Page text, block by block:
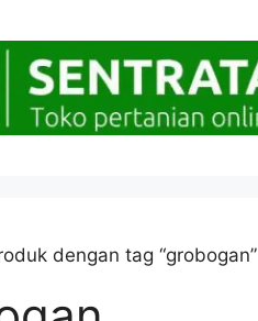
dengan tag “grobogan”